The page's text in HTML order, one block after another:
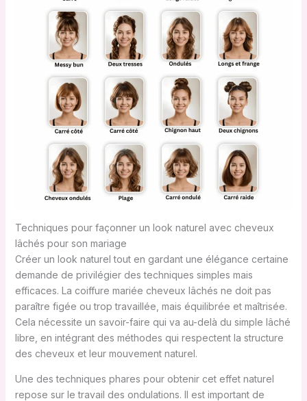
Techniques pour façonner un look naturel avec cheveux
lâchés pour son mariage
Créer un look naturel tout en gardant une élégance certaine
demande de privilégier des techniques simples mais
efficaces. La coiffure mariée cheveux lâchés ne doit pas
paraître figée ou trop travaillée, mais équilibrée et maîtrisée.
Cela nécessite un savoir-faire qui va au-delà du simple lâché
libre, en intégrant des méthodes qui respectent la structure
des cheveux et leur mouvement naturel.
Une des techniques phares pour obtenir cet effet naturel
repose sur le travail des ondulations. Il est important de